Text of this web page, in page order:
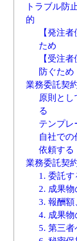
トラブル防
的
【発注
ため
【受注
防ぐため
業務委託契
原則と
る
テンプレ
自社で
依頼する
業務委託契
1. 委託
2. 成果
3. 報酬
4. 成果
5. 第三